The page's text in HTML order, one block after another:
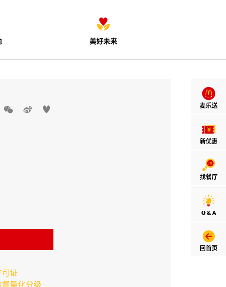
美好未来
麦乐送
新优惠
找餐厅
Q & A
回首页
  
证
量化分级